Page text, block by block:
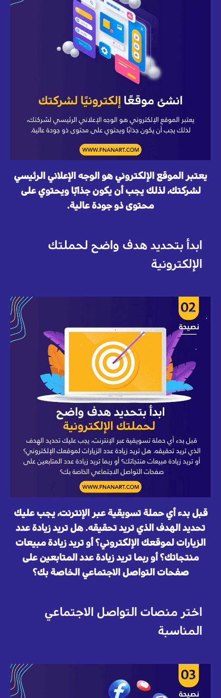
يعتبر الموقع الإلكتروني هو الوجه الإعلاني الرئيسي
لشركتك، لذلك يجب أن يكون جذابًا ويحتوي على
محتوى ذو جودة عالية.
ابدأ بتحديد هدف واضح لحملتك
الإلكترونية
قبل بدء أي حملة تسويقية عبر الإنترنت، يجب عليك
تحديد الهدف الذي تريد تحقيقه. هل تريد زيادة عدد
الزيارات لموقعك الإلكتروني؟ أو تريد زيادة مبيعات
منتجاتك؟ أو ربما تريد زيادة عدد المتابعين على
صفحات التواصل الاجتماعي الخاصة بك؟
اختر منصات التواصل الاجتماعي
المناسبة